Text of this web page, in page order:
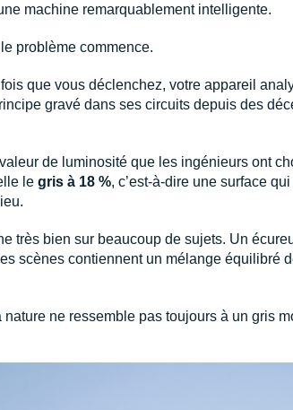
machine remarquablement intelligente.
problème commence.
fois que vous déclenchez, votre appareil
gravé dans ses circuits depuis des
valeur de luminosité que les ingénieurs ont
le gris à 18 %, c’est-à-dire une surface
très bien sur beaucoup de sujets. Un
scènes contiennent un mélange équilibré
nature ne ressemble pas toujours à un gris